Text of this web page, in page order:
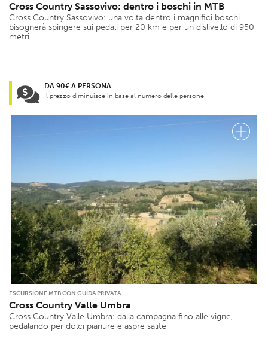
Cross Country Sassovivo: dentro i boschi in MTB
Cross Country Sassovivo: una volta dentro i magnifici boschi
bisognerà spingere sui pedali per 20 km e per un dislivello di 950
metri.
DA 90€ A PERSONA
Il prezzo diminuisce in base al numero delle persone.
ESCURSIONE MTB CON GUIDA PRIVATA
Cross Country Valle Umbra
Cross Country Valle Umbra: dalla campagna fino alle vigne,
pedalando per dolci pianure e aspre salite